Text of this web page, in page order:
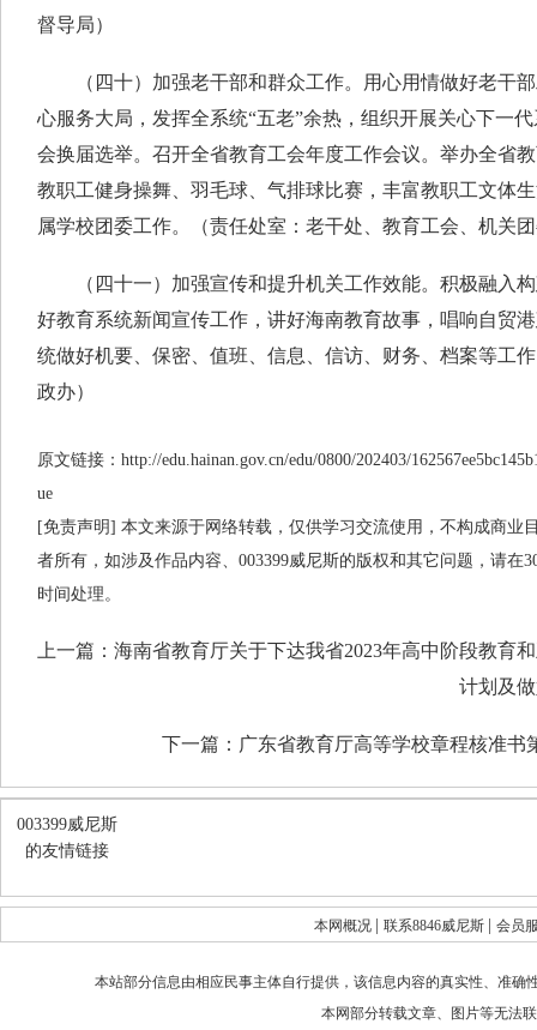
督导局）
（四十）加强老干部和群众工作。用心用情做好老干部
心服务大局，发挥全系统“五老”余热，组织开展关心下一
会换届选举。召开全省教育工会年度工作会议。举办全省
教职工健身操舞、羽毛球、气排球比赛，丰富教职工文体
属学校团委工作。（责任处室：老干处、教育工会、机关
（四十一）加强宣传和提升机关工作效能。积极融入构
好教育系统新闻宣传工作，讲好海南教育故事，唱响自贸
统做好机要、保密、值班、信息、信访、财务、档案等工
政办）
原文链接：http://edu.hainan.gov.cn/edu/0800/202403/
ue
[免责声明] 本文来源于网络转载，仅供学习交流使用，不构成商业
者所有，如涉及作品内容、003399威尼斯的版权和其它问题，请在
时间处理。
上一篇： 海南省教育厅关于下达我省2023年高中阶段教育
计划及
下一篇： 广东省教育厅高等学校章程核准书
003399威尼斯
的友情链接
本网概况 联系8846威尼斯 会员
本站部分信息由相应民事主体自行提供，该信息内容的真实性、准确
本网部分转载文章、图片等无法